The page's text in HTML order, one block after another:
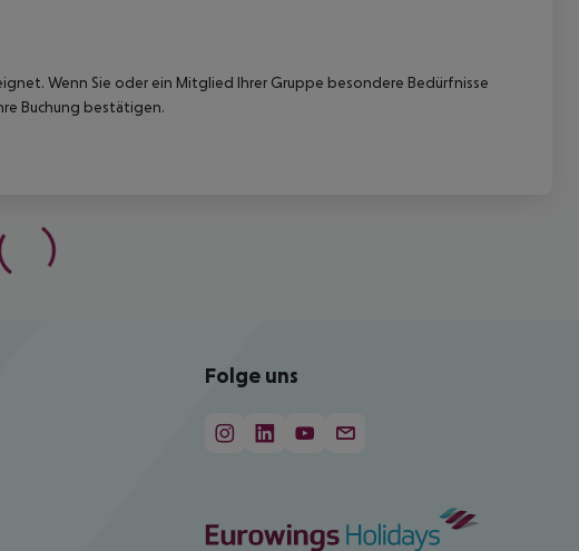
Wenn Sie oder ein Mitglied Ihrer Gruppe besondere Bedürfnisse
Buchung bestätigen.
Folge uns